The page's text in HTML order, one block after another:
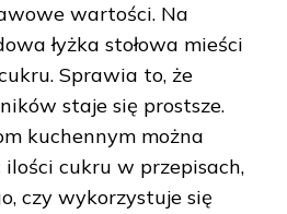
wartości. Na
łyżka stołowa mieści
Sprawia to, że
staje się prostsze.
kuchennym można
cukru w przepisach,
czy wykorzystuje się